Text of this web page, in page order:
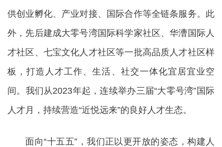
供创业孵化、产业对接、国际合作等全链条服务。此
外，先后建成大零号湾国际科学家社区、华漕国际人
才社区、七宝文化人才社区等一批高品质人才社区样
板，打造人才工作、生活、社交一体化宜居宜业空
间。我们从2023年起，连续举办三届“大零号湾”国际
人才月，持续营造“近悦远来”的良好人才生态。
面向“十五五”，我们正以更开放的姿态，构建人